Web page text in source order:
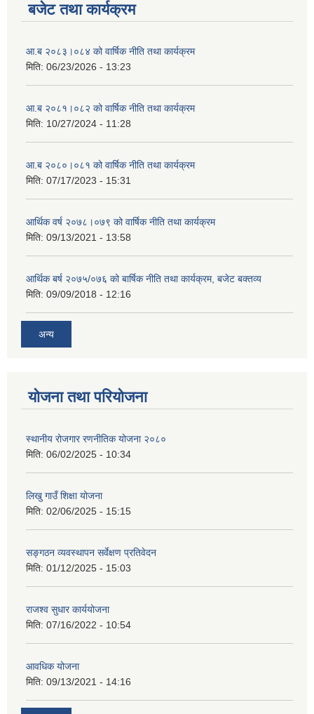
बजेट तथा कार्यक्रम
आ.ब २०८३।०८४ को वार्षिक नीति तथा कार्यक्रम
मिति: 06/23/2026 - 13:23
आ.ब २०८१।०८२ को वार्षिक नीति तथा कार्यक्रम
मिति: 10/27/2024 - 11:28
आ.ब २०८०।०८१ को वार्षिक नीति तथा कार्यक्रम
मिति: 07/17/2023 - 15:31
आर्थिक वर्ष २०७८।०७९ को वार्षिक नीति तथा कार्यक्रम
मिति: 09/13/2021 - 13:58
आर्थिक बर्ष २०७५/०७६ को बार्षिक नीति तथा कार्यक्रम, बजेट बक्तव्य
मिति: 09/09/2018 - 12:16
अन्य
योजना तथा परियोजना
स्थानीय रोजगार रणनीतिक योजना २०८०
मिति: 06/02/2025 - 10:34
लिखु गाउँ शिक्षा योजना
मिति: 02/06/2025 - 15:15
सङ्गठन व्यवस्थापन सर्वेक्षण प्रतिवेदन
मिति: 01/12/2025 - 15:03
राजश्व सुधार कार्ययोजना
मिति: 07/16/2022 - 10:54
आवधिक योजना
मिति: 09/13/2021 - 14:16